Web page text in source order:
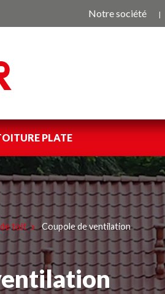
Notre société
PLATE
toit
Coupole de ventilation